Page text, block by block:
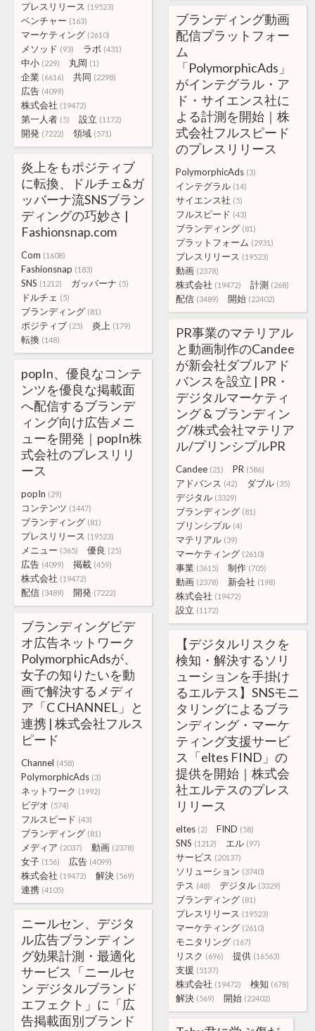
プレスリリース (19523)
ベンチャー (163)
マーケティング (2610)
メソッド (93) ラボ (431)
中小 (229) 丸岡 (1)
企業 (6616) 共同 (2298)
広告 (4099)
株式会社 (19472)
第一人者 (5) 設立 (1172)
開発 (7222) 領域 (571)
ブランディング動画
配信プラットフォー
ム
「PolymorphicAds」
がインテグラル・ア
ド・サイエンス社に
よる計測を開始｜株
式会社フルスピード
のプレスリリース
PolymorphicAds (3)
インテグラル (14)
サイエンス社 (5)
フルスピード (43)
ブランディング (81)
プラットフォーム (2931)
プレスリリース (19523)
動画 (2378)
株式会社 (19472) 計測 (268)
配信 (3489) 開始 (22402)
炎上をもポジティブ
に転換、ドルチェ&ガ
ッバーナ流SNSブラン
ディングの巧妙さ |
Fashionsnap.com
Com (1608)
Fashionsnap (183)
SNS (1212) ガッバーナ (5)
ドルチェ (5)
ブランディング (81)
ポジティブ (25) 炎上 (179)
転換 (148)
PR事業のマテリアル
と動画制作のCandee
が新会社ダブルアド
バンスを設立 | PR・
デジタルマーケティ
ング & ブランディン
グ/株式会社マテリア
ル/プリンシプルPR
Candee (21) PR (586)
アドバンス (42) ダブル (35)
デジタル (3329)
ブランディング (81)
プリンシプル (4)
マテリアル (39)
マーケティング (2610)
事業 (3615) 制作 (705)
動画 (2378) 新会社 (198)
株式会社 (19472)
設立 (1172)
popIn、優良なコンテ
ンツを優良な掲載面
へ配信するブランデ
ィング向け広告メニ
ューを開発｜popIn株
式会社のプレスリリ
ース
popIn (29)
コンテンツ (1447)
ブランディング (81)
プレスリリース (19523)
メニュー (365) 優良 (25)
広告 (4099) 掲載 (459)
株式会社 (19472)
配信 (3489) 開発 (7222)
ブランディングビデ
オ広告ネットワーク
PolymorphicAdsが、
女子の知りたいを動
画で解決するメディ
ア「C CHANNEL」と
連携 | 株式会社フルス
ピード
Channel (458)
PolymorphicAds (3)
ネットワーク (1992)
ビデオ (574)
フルスピード (43)
ブランディング (81)
メディア (2037) 動画 (2378)
女子 (156) 広告 (4099)
株式会社 (19472) 解決 (569)
連携 (4105)
【デジタルリスクを
検知・解決するソリ
ューションを手掛け
るエルテス】SNSモニ
タリングによるブラ
ンディング・マーケ
ティング支援サービ
ス「eltes FIND」の
提供を開始｜株式会
社エルテスのプレス
リリース
eltes (2) FIND (58)
SNS (1212) エル (97)
サービス (20137)
ソリューション (3740)
テス (48) デジタル (3329)
ブランディング (81)
プレスリリース (19523)
マーケティング (2610)
モニタリング (167)
リスク (696) 提供 (16563)
支援 (5137)
株式会社 (19472) 検知 (678)
解決 (569) 開始 (22402)
ニールセン、デジタ
ル広告ブランディン
グ効果計測・最適化
サービス「ニールセ
ン デジタルブランド
エフェクト」に「広
告掲載面別ブランド